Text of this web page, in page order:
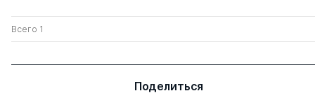
Всего 1
Поделиться